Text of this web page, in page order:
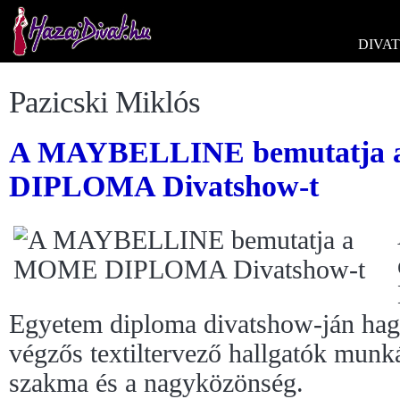
DIVAT
Pazicski Miklós
A MAYBELLINE bemutatja
DIPLOMA Divatshow-t
Egyetem diploma divatshow-ján
végzős textiltervező hallgatók
szakma és a nagyközönség.